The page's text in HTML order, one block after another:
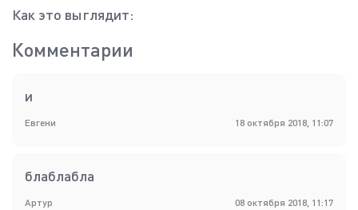
Как это выглядит:
Комментарии
и
Евгени 18 октября 2018, 11:07
блаблабла
Артур 08 октября 2018, 11:17